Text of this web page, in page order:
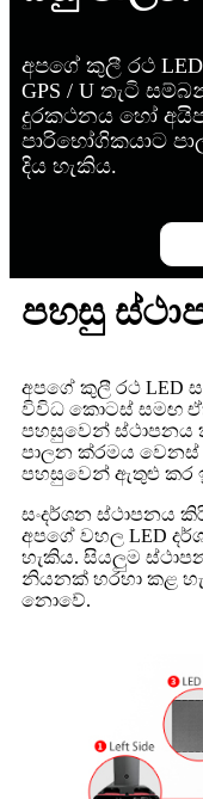
අපගේ කුලී රථ LED
GPS / U තැටි
දුරකථනය හෝ
පාරිභෝගිකයාට
දිය හැකිය.
පහසු
අපගේ කුලී රථ LED
විවිධ කොටස් සමඟ
පහසුවෙන් ස්ථාපනය
පාලන ක්රමය වෙනස්
පහසුවෙන් ඇතුළු කර
සංදර්ශන ස්ථාපනය
අපගේ වහල LED
හැකිය. සියලුම
නියනක් හරහා කළ
නොවේ.